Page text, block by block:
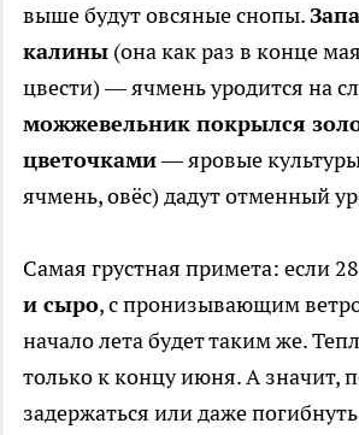
выше будут овсяные снопы.
калины (она как раз в конце
цвести) — ячмень уродится на
можжевельник покрылся
цветочками— яровые
ячмень, овёс) дадут отменный
Самая грустная примета: если
и сыро, с пронизывающим
начало лета будет таким же.
только к концу июня. А значит,
задержаться или даже